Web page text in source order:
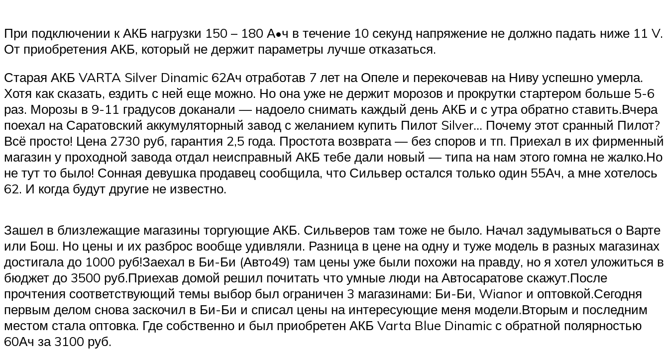
При подключении к АКБ нагрузки 150 – 180 А•ч в течение 10 секунд напряжение не должно падать ниже 11 V.
От приобретения АКБ, который не держит параметры лучше отказаться.
Старая АКБ VARTA Silver Dinamic 62Ач отработав 7 лет на Опеле и перекочевав на Ниву успешно умерла.
Хотя как сказать, ездить с ней еще можно. Но она уже не держит морозов и прокрутки стартером больше 5-6
раз. Морозы в 9-11 градусов доканали — надоело снимать каждый день АКБ и с утра обратно ставить.Вчера
поехал на Саратовский аккумуляторный завод с желанием купить Пилот Silver… Почему этот сранный Пилот?
Всё просто! Цена 2730 руб, гарантия 2,5 года. Простота возврата — без споров и тп. Приехал в их фирменный
магазин у проходной завода отдал неисправный АКБ тебе дали новый — типа на нам этого гомна не жалко.Но
не тут то было! Сонная девушка продавец сообщила, что Сильвер остался только один 55Ач, а мне хотелось
62. И когда будут другие не известно.
Зашел в близлежащие магазины торгующие АКБ. Сильверов там тоже не было. Начал задумываться о Варте
или Бош. Но цены и их разброс вообще удивляли. Разница в цене на одну и туже модель в разных магазинах
достигала до 1000 руб!Заехал в Би-Би (Авто49) там цены уже были похожи на правду, но я хотел уложиться в
бюджет до 3500 руб.Приехав домой решил почитать что умные люди на Автосаратове скажут.После
прочтения соответствующий темы выбор был ограничен 3 магазинами: Би-Би, Wianor и оптовкой.Сегодня
первым делом снова заскочил в Би-Би и списал цены на интересующие меня модели.Вторым и последним
местом стала оптовка. Где собственно и был приобретен АКБ Varta Blue Dinamic с обратной полярностью
60Ач за 3100 руб.